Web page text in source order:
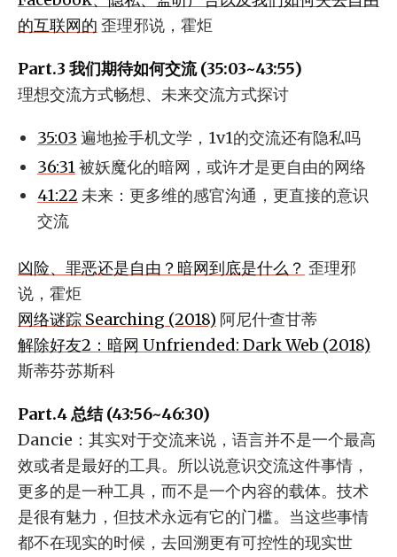
的互联网的 歪理邪说，霍炬
Part.3 我们期待如何交流 (35:03~43:55)
理想交流方式畅想、未来交流方式探讨
35:03 遍地捡手机文学，1v1的交流还有隐私吗
36:31 被妖魔化的暗网，或许才是更自由的网络
41:22 未来：更多维的感官沟通，更直接的意识
交流
凶险、罪恶还是自由？暗网到底是什么？ 歪理邪
说，霍炬
网络谜踪 Searching (2018) 阿尼什·查甘蒂
解除好友2：暗网 Unfriended: Dark Web (2018)
斯蒂芬·苏斯科
Part.4 总结 (43:56~46:30)
Dancie：其实对于交流来说，语言并不是一个最高
效或者是最好的工具。所以说意识交流这件事情，
更多的是一种工具，而不是一个内容的载体。技术
是很有魅力，但技术永远有它的门槛。当这些事情
都不在现实的时候，去回溯更有可控性的现实世